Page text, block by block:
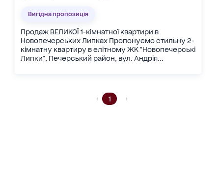
Вигідна пропозиція
Продаж ВЕЛИКОЇ 1-кімнатної квартири в
Новопечерських Липках Пропонуємо стильну 2-
кімнатну квартиру в елітному ЖК "Новопечерські
Липки", Печерський район, вул. Андрія...
1